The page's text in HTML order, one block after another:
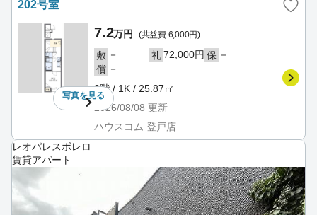
202号室
写真を見る
7.2万円 (共益費 6,000円)
敷 － 礼72,000円 保 －
償 －
2階 / 1K / 25.87㎡
2026/08/08 更新
ハウスコム 登戸店
レオパレスボレロ
賃貸アパート